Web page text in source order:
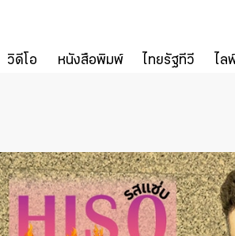
วิดีโอ หนังสือพิมพ์ ไทยรัฐทีวี ไล